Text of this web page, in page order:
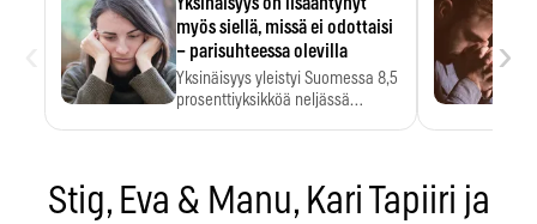
myös siellä, missä ei odottaisi
– parisuhteessa olevilla
Yksinäisyys yleistyi Suomessa 8,5
prosenttiyksikköä neljässä
›
Stig, Eva & Manu, Kari Tapiiri ja